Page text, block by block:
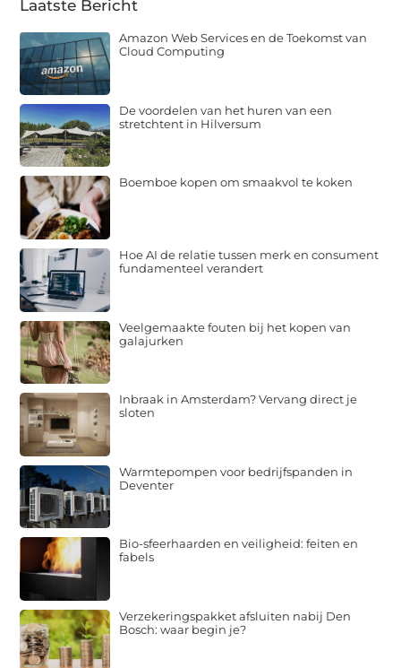
Laatste Bericht
Amazon Web Services en de Toekomst van
Cloud Computing
De voordelen van het huren van een
stretchtent in Hilversum
Boemboe kopen om smaakvol te koken
Hoe AI de relatie tussen merk en consument
fundamenteel verandert
Veelgemaakte fouten bij het kopen van
galajurken
Inbraak in Amsterdam? Vervang direct je
sloten
Warmtepompen voor bedrijfspanden in
Deventer
Bio-sfeerhaarden en veiligheid: feiten en
fabels
Verzekeringspakket afsluiten nabij Den
Bosch: waar begin je?